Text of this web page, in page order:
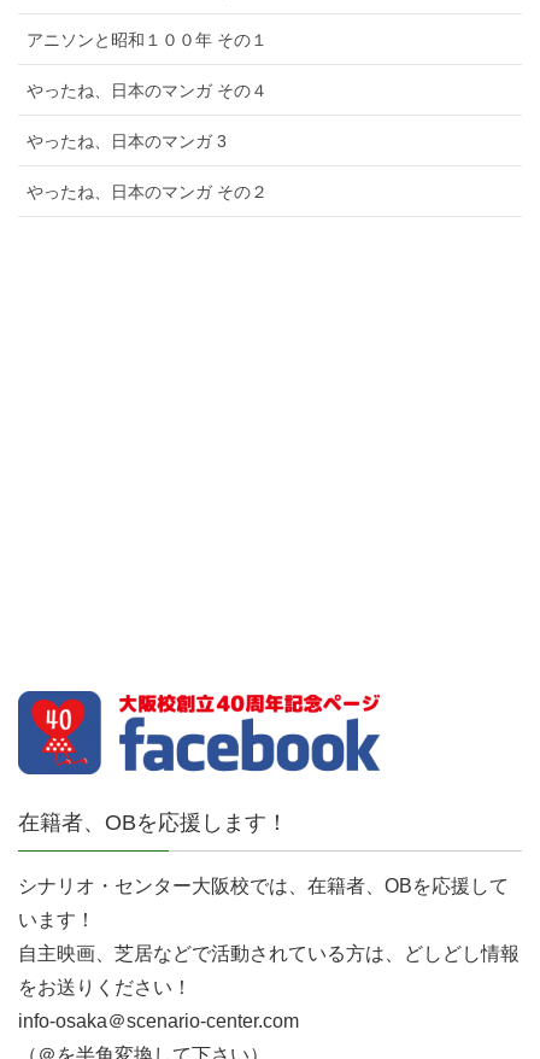
アニソンと昭和１００年 その１
やったね、日本のマンガ その４
やったね、日本のマンガ 3
やったね、日本のマンガ その２
在籍者、OBを応援します！
シナリオ・センター大阪校では、在籍者、OBを応援して
います！
自主映画、芝居などで活動されている方は、どしどし情報
をお送りください！
info-osaka＠scenario-center.com
（＠を半角変換して下さい）